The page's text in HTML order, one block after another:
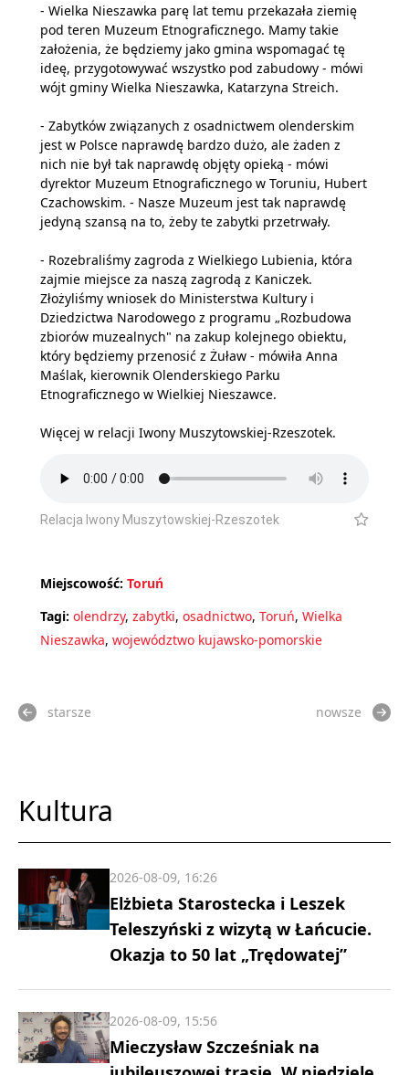
- Wielka Nieszawka parę lat temu przekazała ziemię
pod teren Muzeum Etnograficznego. Mamy takie
założenia, że będziemy jako gmina wspomagać tę
ideę, przygotowywać wszystko pod zabudowy - mówi
wójt gminy Wielka Nieszawka, Katarzyna Streich.
- Zabytków związanych z osadnictwem olenderskim
jest w Polsce naprawdę bardzo dużo, ale żaden z
nich nie był tak naprawdę objęty opieką - mówi
dyrektor Muzeum Etnograficznego w Toruniu, Hubert
Czachowskim. - Nasze Muzeum jest tak naprawdę
jedyną szansą na to, żeby te zabytki przetrwały.
- Rozebraliśmy zagroda z Wielkiego Lubienia, która
zajmie miejsce za naszą zagrodą z Kaniczek.
Złożyliśmy wniosek do Ministerstwa Kultury i
Dziedzictwa Narodowego z programu „Rozbudowa
zbiorów muzealnych" na zakup kolejnego obiektu,
który będziemy przenosić z Żuław - mówiła Anna
Maślak, kierownik Olenderskiego Parku
Etnograficznego w Wielkiej Nieszawce.
Więcej w relacji Iwony Muszytowskiej-Rzeszotek.
Relacja Iwony Muszytowskiej-Rzeszotek
Miejscowość: Toruń
Tagi: olendrzy, zabytki, osadnictwo, Toruń, Wielka
Nieszawka, województwo kujawsko-pomorskie
starsze nowsze
Kultura
Elżbieta Starostecka i Leszek
Teleszyński z wizytą w Łańcucie.
Okazja to 50 lat „Trędowatej”
2026-08-09, 16:26
Mieczysław Szcześniak na
2026-08-09, 15:56